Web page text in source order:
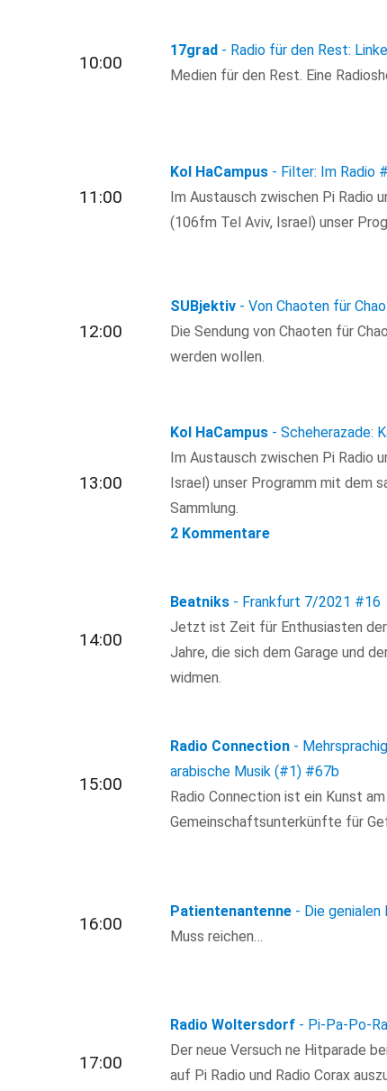
10:00
17grad - Radio für den Rest:
Medien für den Rest. Eine
11:00
Kol HaCampus - Filter: Im Radio
Im Austausch zwischen Pi Radio
(106fm Tel Aviv, Israel) unser
12:00
SUBjektiv - Von Chaoten für
Die Sendung von Chaoten für
werden wollen.
13:00
Kol HaCampus - Scheherazade:
Im Austausch zwischen Pi Radio
Israel) unser Programm mit dem
Sammlung.
2 Kommentare
14:00
Beatniks - Frankfurt 7/2021 #16
Jetzt ist Zeit für Enthusiasten
Jahre, die sich dem Garage und
widmen.
15:00
Radio Connection -
arabische Musik (#1) #67b
Radio Connection ist ein Kunst
Gemeinschaftsunterkünfte für
16:00
Patientenantenne - Die
Muss reichen…
17:00
Radio Woltersdorf - Pi-Pa-Po-
Der neue Versuch ne Hitparade
auf Pi Radio und Radio Corax